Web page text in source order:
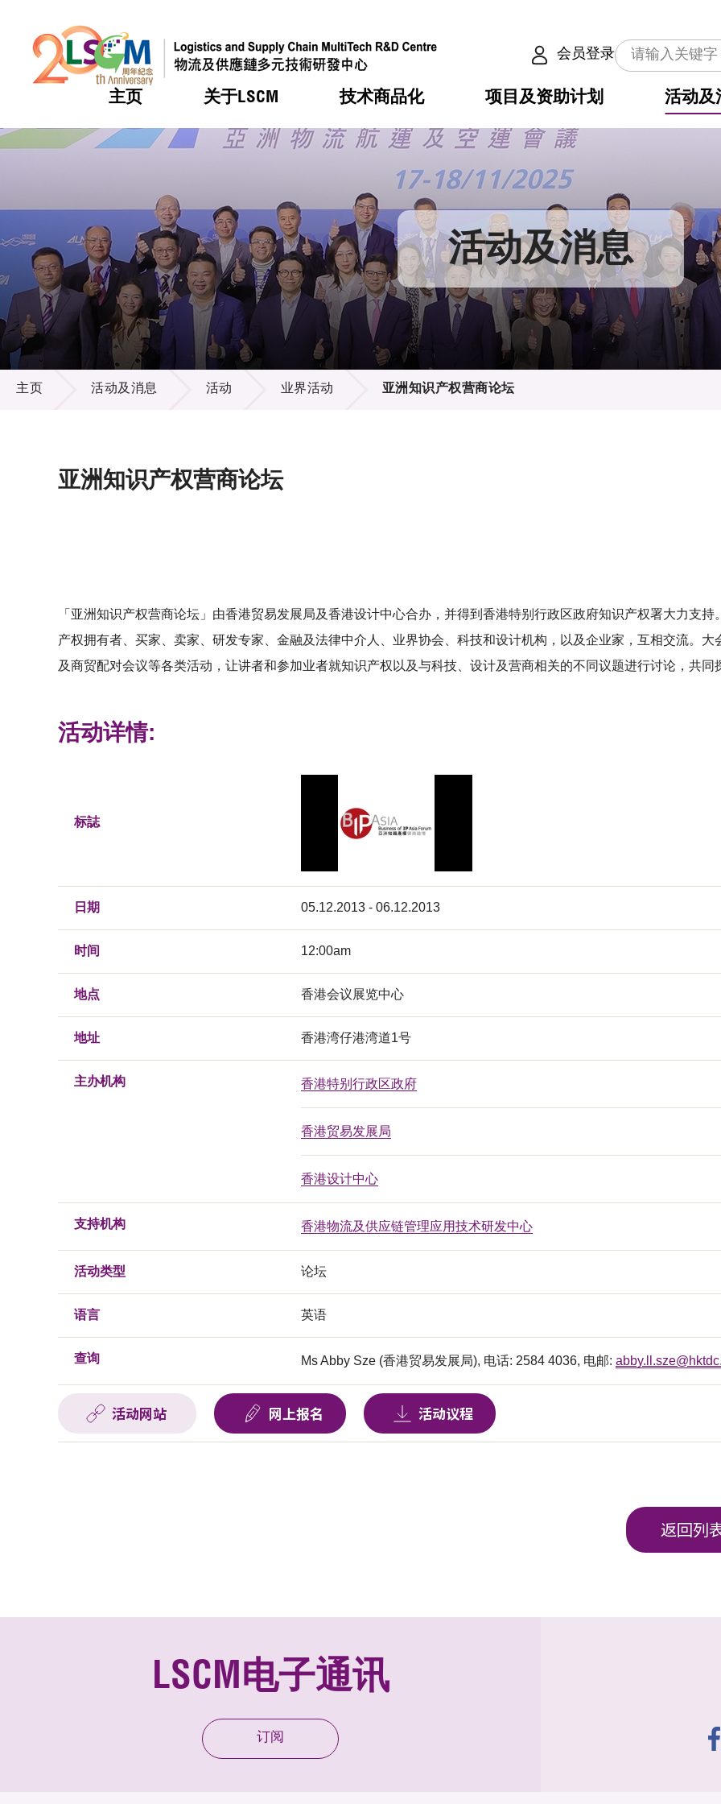
会员登录
主页 关于LSCM
热门 机构简介
组织架构
组织架构
董事局
研究顾问
招标通告
技术商品化
热门 服务
可获授权之技术
应用于公共服务之创新技术
重点项目
项目及资助计划
热门 合作计划
资助计划
资助计划
税务优惠
申请
评审
征求研发项目计划书
项目资料库
活动及
热门 活动
奖项
新闻中心
媒体报导
新闻稿
资讯中心
多媒体
出版刊物
热门 会籍及服务
会员列表
会员登入 活动及消息
活动及消息
主页 活动及消息 活动 业界活动 亚洲知识产权营商论坛
亚洲知识产权营商论坛
「亚洲知识产权营商论坛」由香港贸易发展局及香港设计中心合办，并得到香港特别行政区政府知识产权署大力支
产权拥有者、买家、卖家、研发专家、金融及法律中介人、业界协会、科技和设计机构，以及企业家，互相交流。
及商贸配对会议等各类活动，让讲者和参加业者就知识产权以及与科技、设计及营商相关的不同议题进行讨论，共同
活动详情:
标誌
日期 05.12.2013 - 06.12.2013
时间 12:00am
地点 香港会议展览中心
地址 香港湾仔港湾道1号
主办机构 香港特别行政区政府
香港贸易发展局
香港设计中心
支持机构 香港物流及供应链管理应用技术研发中心
活动类型 论坛
语言 英语
查询 Ms Abby Sze (香港贸易发展局), 电话: 2584 4036, 电邮:
活动网站 网上报名 活动议程
返回列
LSCM电子通讯
订阅